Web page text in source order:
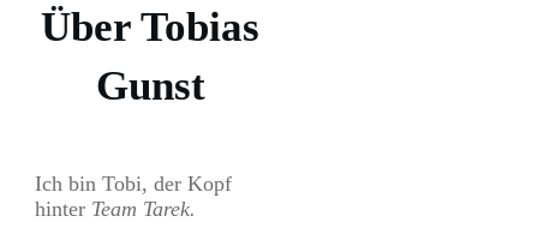
Über Tobias
Gunst
Ich bin Tobi, der Kopf
hinter Team Tarek.